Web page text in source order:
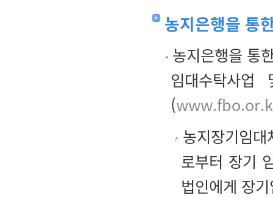
농지은행을 통
농지은행을 통
임대수탁사업
(
농지장기임
로부터 장기
법인에게 장